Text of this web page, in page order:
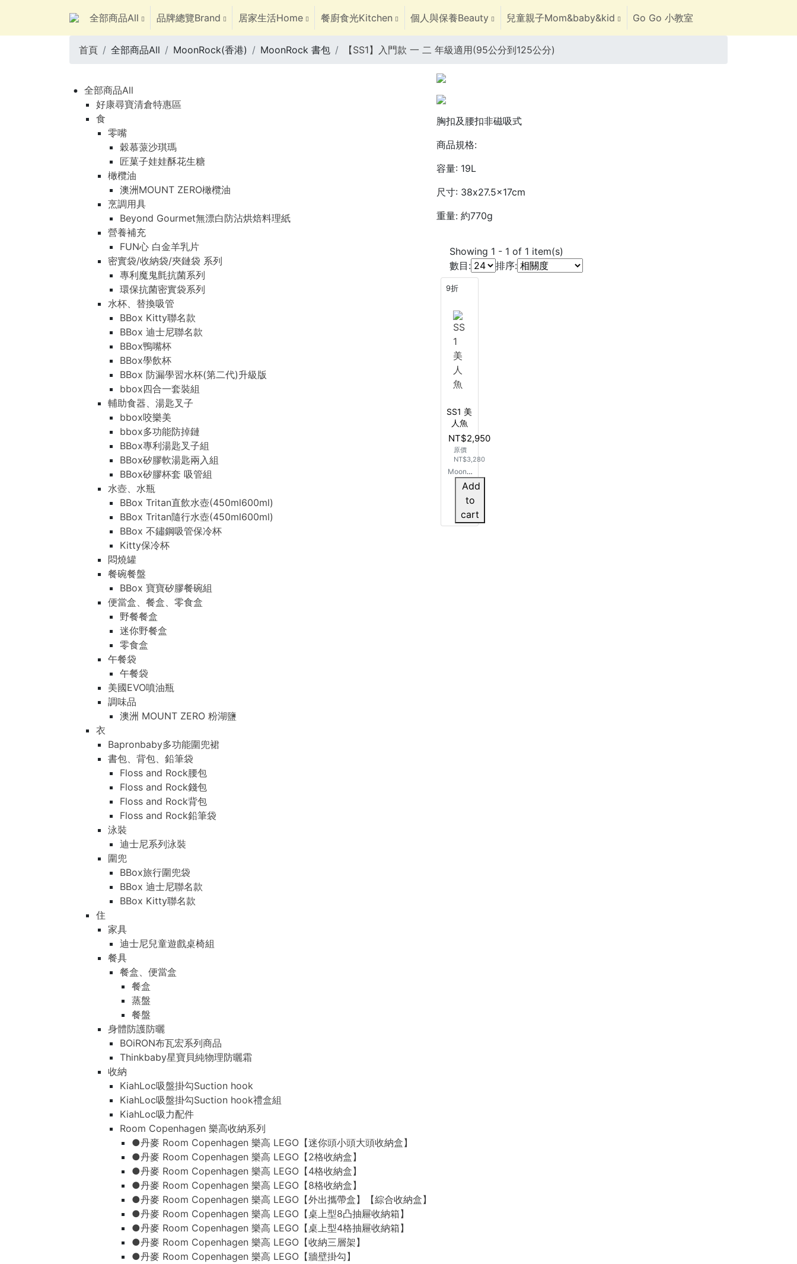
全部商品All 品牌總覽Brand 居家生活Home 餐廚食光Kitchen 個人與保養Beauty 兒童親子Mom&baby&kid Go Go 小教室
首頁 全部商品All MoonRock(香港) MoonRock 書包 【SS1】入門款 一 二 年級適用(95公分到125公分)
全部商品All
好康尋寶清倉特惠區
食
零嘴
穀慕蒎沙琪瑪
匠菓子娃娃酥花生糖
橄欖油
澳洲MOUNT ZERO橄欖油
烹調用具
Beyond Gourmet無漂白防沾烘焙料理紙
營養補充
FUN心 白金羊乳片
密實袋/收納袋/夾鏈袋 系列
專利魔鬼氈抗菌系列
環保抗菌密實袋系列
水杯、替換吸管
BBox Kitty聯名款
BBox 迪士尼聯名款
BBox鴨嘴杯
BBox學飲杯
BBox 防漏學習水杯(第二代)升級版
bbox四合一套裝組
輔助食器、湯匙叉子
bbox咬樂美
bbox多功能防掉鏈
BBox專利湯匙叉子組
BBox矽膠軟湯匙兩入組
BBox矽膠杯套 吸管組
水壺、水瓶
BBox Tritan直飲水壺(450ml600ml)
BBox Tritan隨行水壺(450ml600ml)
BBox 不鏽鋼吸管保冷杯
Kitty保冷杯
悶燒罐
餐碗餐盤
BBox 寶寶矽膠餐碗組
便當盒、餐盒、零食盒
野餐餐盒
迷你野餐盒
零食盒
午餐袋
午餐袋
美國EVO噴油瓶
調味品
澳洲 MOUNT ZERO 粉湖鹽
衣
Bapronbaby多功能圍兜裙
書包、背包、鉛筆袋
Floss and Rock腰包
Floss and Rock錢包
Floss and Rock背包
Floss and Rock鉛筆袋
泳裝
迪士尼系列泳裝
圍兜
BBox旅行圍兜袋
BBox 迪士尼聯名款
BBox Kitty聯名款
住
家具
迪士尼兒童遊戲桌椅組
餐具
餐盒、便當盒
餐盒
蒸盤
餐盤
身體防護防曬
BOiRON布瓦宏系列商品
Thinkbaby星寶貝純物理防曬霜
收納
KiahLoc吸盤掛勾Suction hook
KiahLoc吸盤掛勾Suction hook禮盒組
KiahLoc吸力配件
Room Copenhagen 樂高收納系列
●丹麥 Room Copenhagen 樂高 LEGO【迷你頭小頭大頭收納盒】
●丹麥 Room Copenhagen 樂高 LEGO【2格收納盒】
●丹麥 Room Copenhagen 樂高 LEGO【4格收納盒】
●丹麥 Room Copenhagen 樂高 LEGO【8格收納盒】
●丹麥 Room Copenhagen 樂高 LEGO【外出攜帶盒】【綜合收納盒】
●丹麥 Room Copenhagen 樂高 LEGO【桌上型8凸抽屜收納箱】
●丹麥 Room Copenhagen 樂高 LEGO【桌上型4格抽屜收納箱】
●丹麥 Room Copenhagen 樂高 LEGO【收納三層架】
●丹麥 Room Copenhagen 樂高 LEGO【牆壁掛勾】
胸扣及腰扣非磁吸式
商品規格:
容量: 19L
尺寸: 38x27.5x17cm
重量: 約770g
Showing 1 - 1 of 1 item(s)
數目:
排序:
9折
SS1 美
人魚
NT$2,950
原價
NT$3,280
MoonR
ock【S
門款 一
二 年級
適用(95
Add
to
cart